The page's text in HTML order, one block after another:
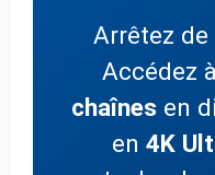
Arrêtez
Accédez à
chaînesen
en 4K